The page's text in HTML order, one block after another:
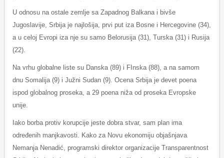
U odnosu na ostale zemlje sa Zapadnog Balkana i bivše
Jugoslavije, Srbija je najlošija, prvi put iza Bosne i Hercegovine (34),
a u celoj Evropi iza nje su samo Belorusija (31), Turska (31) i Rusija
(22).
Na vrhu globalne liste su Danska (89) i FInska (88), a na samom
dnu Somalija (9) i Južni Sudan (9). Ocena Srbija je devet poena
ispod globalnog proseka, a 29 poena niža od proseka Evropske
unije.
Iako borba protiv korupcije jeste dobra stvar, sam plan ima
određenih manjkavosti. Kako za Novu ekonomiju objašnjava
Nemanja Nenadić, programski direktor organizacije Transparentnost